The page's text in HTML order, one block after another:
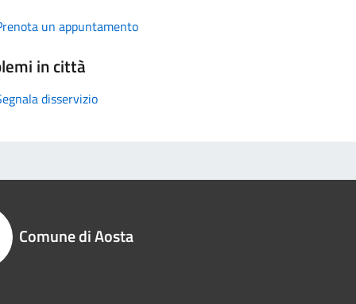
un appuntamento
in città
disservizio
Comune di Aosta